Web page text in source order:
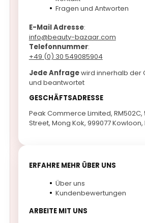
Fragen und Antworten
E-Mail Adresse:
info@beauty-bazaar.com
Telefonnummer:
+49 (0) 30 549085904
Jede Anfragewird innerhalb der
und beantwortet
GESCHÄFTSADRESSE
Peak Commerce Limited, RM502C,
Street, Mong Kok, 999077
ERFAHRE MEHR ÜBER UNS
Über uns
Kundenbewertungen
ARBEITE MIT UNS